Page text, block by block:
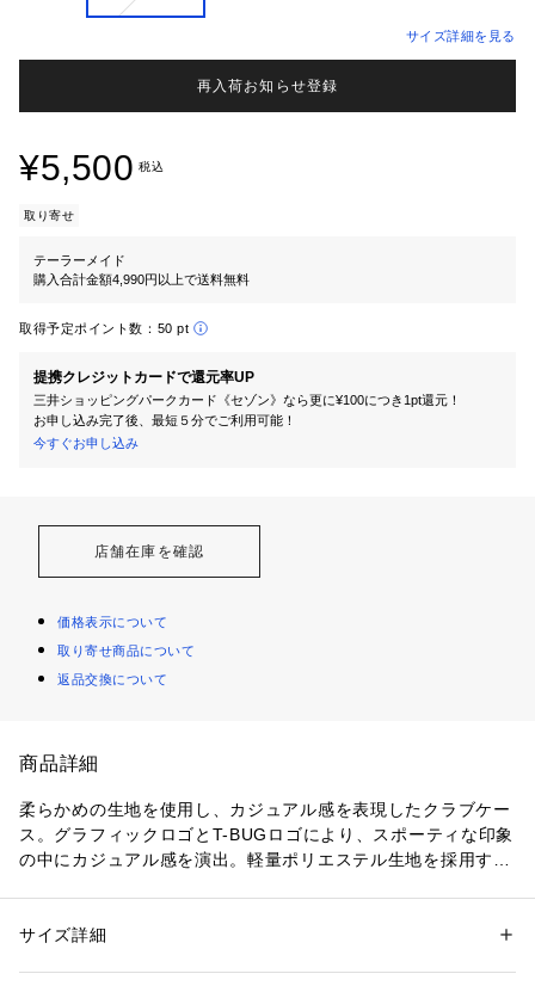
サイズ詳細を見る
再入荷お知らせ登録
¥5,500 税込
取り寄せ
テーラーメイド
購入合計金額4,990円以上で送料無料
取得予定ポイント数： 50 pt
提携クレジットカードで還元率UP
三井ショッピングパークカード《セゾン》なら更に¥100につき1pt還元！
お申し込み完了後、最短５分でご利用可能！
今すぐお申し込み
店舗在庫を確認
価格表示について
取り寄せ商品について
返品交換について
商品詳細
柔らかめの生地を使用し、カジュアル感を表現したクラブケー
ス。グラフィックロゴとT-BUGロゴにより、スポーティな印象
の中にカジュアル感を演出。軽量ポリエステル生地を採用する
が使いやすいアイテムです。
性別：レディース
素材：ポリエステル
サイズ詳細